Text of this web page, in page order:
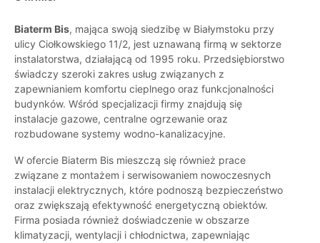
Biaterm Bis, mająca swoją siedzibę w Białymstoku przy
ulicy Ciołkowskiego 11/2, jest uznawaną firmą w sektorze
instalatorstwa, działającą od 1995 roku. Przedsiębiorstwo
świadczy szeroki zakres usług związanych z
zapewnianiem komfortu cieplnego oraz funkcjonalności
budynków. Wśród specjalizacji firmy znajdują się
instalacje gazowe, centralne ogrzewanie oraz
rozbudowane systemy wodno-kanalizacyjne.
W ofercie Biaterm Bis mieszczą się również prace
związane z montażem i serwisowaniem nowoczesnych
instalacji elektrycznych, które podnoszą bezpieczeństwo
oraz zwiększają efektywność energetyczną obiektów.
Firma posiada również doświadczenie w obszarze
klimatyzacji, wentylacji i chłodnictwa, zapewniając